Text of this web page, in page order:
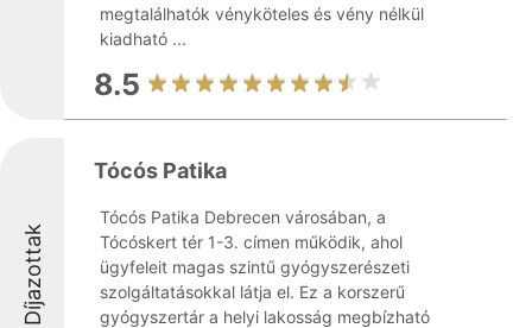
megtalálhatók vényköteles és vény nélkül
kiadható ...
8.5
Díjazottak
Tócós Patika
Tócós Patika Debrecen városában, a
Tócóskert tér 1-3. címen működik, ahol
ügyfeleit magas szintű gyógyszerészeti
szolgáltatásokkal látja el. Ez a korszerű
gyógyszertár a helyi lakosság megbízható